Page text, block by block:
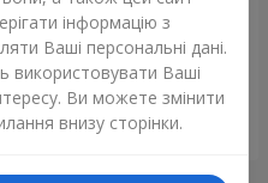
Монобукет з 9 білих троянд
1 399 грн
Замовити
інформацію з
Ваші персональні дані.
використовувати Ваші
Ви можете змінити
внизу сторінки.